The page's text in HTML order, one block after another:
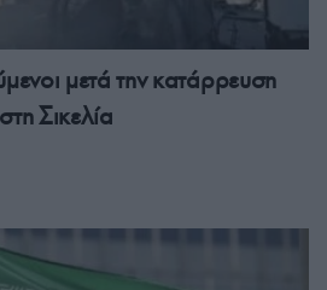
μετά την κατάρρευση
Σικελία